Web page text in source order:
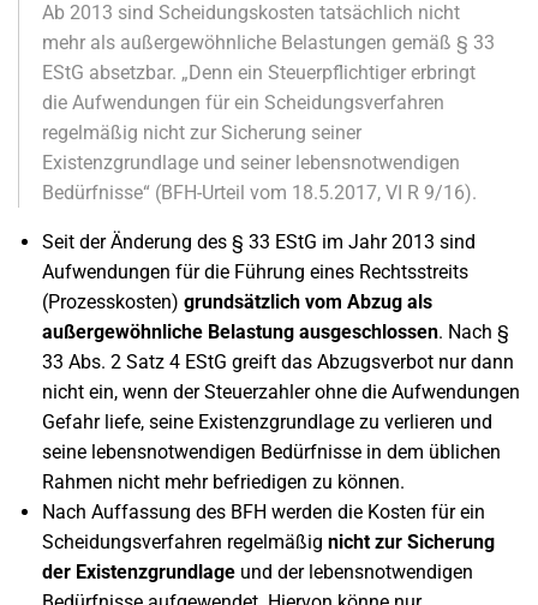
Ab 2013 sind Scheidungskosten tatsächlich nicht
mehr als außergewöhnliche Belastungen gemäß § 33
EStG absetzbar. „Denn ein Steuerpflichtiger erbringt
die Aufwendungen für ein Scheidungsverfahren
regelmäßig nicht zur Sicherung seiner
Existenzgrundlage und seiner lebensnotwendigen
Bedürfnisse“ (BFH-Urteil vom 18.5.2017, VI R 9/16).
Seit der Änderung des § 33 EStG im Jahr 2013 sind
Aufwendungen für die Führung eines Rechtsstreits
(Prozesskosten) grundsätzlich vom Abzug als
außergewöhnliche Belastung ausgeschlossen. Nach §
33 Abs. 2 Satz 4 EStG greift das Abzugsverbot nur dann
nicht ein, wenn der Steuerzahler ohne die Aufwendungen
Gefahr liefe, seine Existenzgrundlage zu verlieren und
seine lebensnotwendigen Bedürfnisse in dem üblichen
Rahmen nicht mehr befriedigen zu können.
Nach Auffassung des BFH werden die Kosten für ein
Scheidungsverfahren regelmäßig nicht zur Sicherung
der Existenzgrundlage und der lebensnotwendigen